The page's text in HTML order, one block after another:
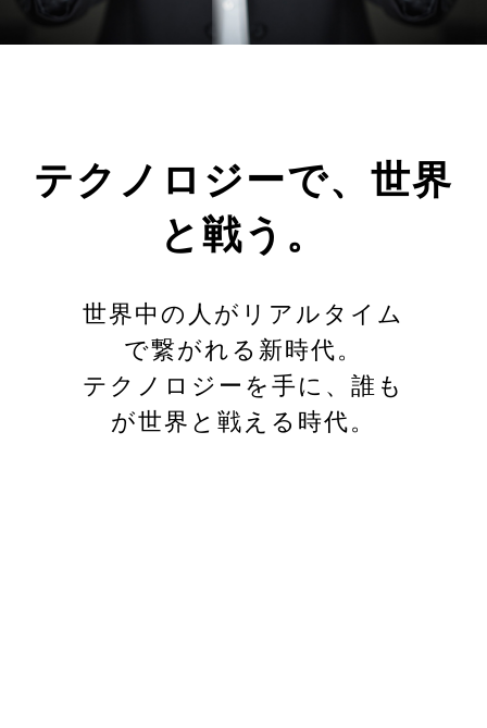
テクノロジーで、世界
と戦う。
世界中の人がリアルタイム
で繋がれる新時代。
テクノロジーを手に、誰も
が世界と戦える時代。